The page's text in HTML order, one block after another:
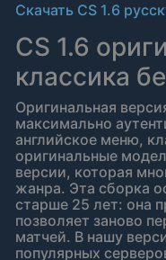
Скачать CS 1.6
CS 1.6
классика
Оригинальная
максимально
английское меню,
оригинальные
версии, которая
жанра. Эта сборка
старше 25 лет: она
позволяет заново
матчей. В нашу
популярных